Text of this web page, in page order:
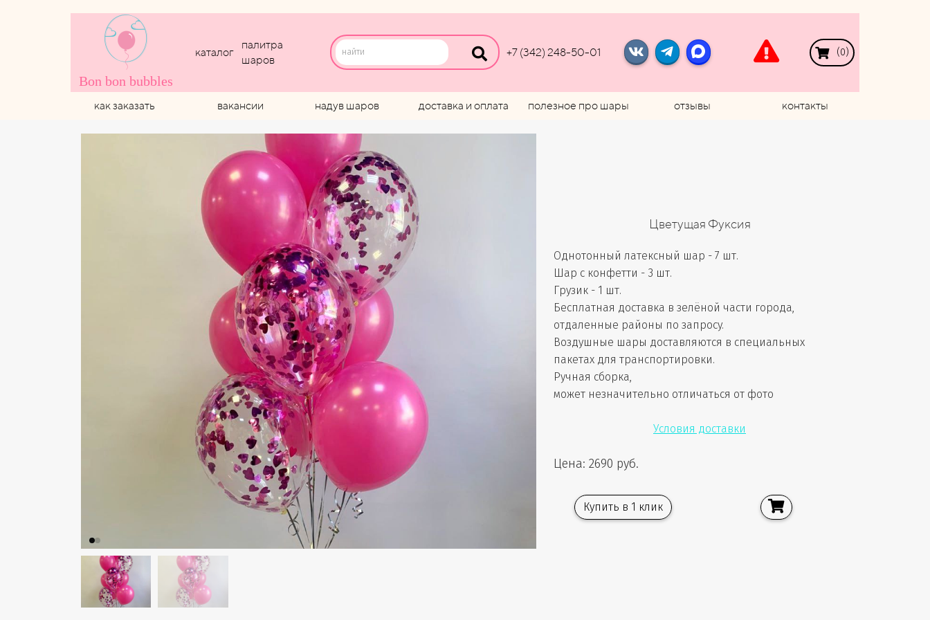
Bon bon bubbles
каталог
палитра
шаров
+7 (342) 248-50-01 ( 0 )
как заказать вакансии надув шаров доставка и оплата полезное про шары отзывы контакты
Цветущая Фуксия
Однотонный латексный шар - 7 шт.
Шар с конфетти - 3 шт.
Грузик - 1 шт.
Бесплатная доставка в зелёной части города,
отдаленные районы по запросу.
Воздушные шары доставляются в специальных
пакетах для транспортировки.
Ручная сборка,
может незначительно отличаться от фото
Условия доставки
Цена: 2690 руб.
Купить в 1 клик